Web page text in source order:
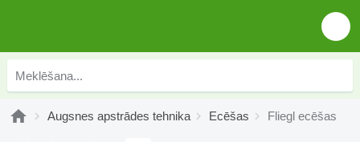
Augsnes apstrādes tehnika Ecēšas Fliegl ecēšas